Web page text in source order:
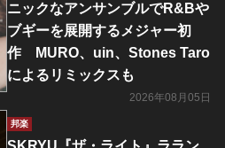
ニックなアンサンブルでR&Bや
ブギーを展開するメジャー初
作 MURO、uin、Stones Taro
によるリミックスも
2026年08月05日
邦楽